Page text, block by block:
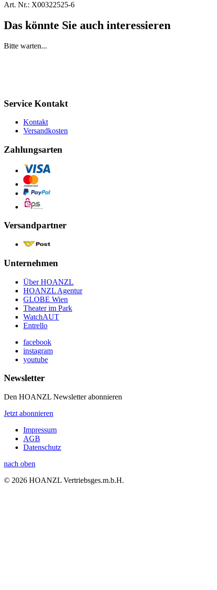
Art. Nr.: X00322525-6
Das könnte Sie auch interessieren
Bitte warten...
Service Kontakt
Kontakt
Versandkosten
Zahlungsarten
Versandpartner
Unternehmen
Über HOANZL
HOANZL Agentur
GLOBE Wien
Theater im Park
WatchAUT
Entrello
facebook
instagram
youtube
Newsletter
Den HOANZL Newsletter abonnieren
Jetzt abonnieren
Impressum
AGB
Datenschutz
nach oben
© 2026 HOANZL Vertriebsges.m.b.H.